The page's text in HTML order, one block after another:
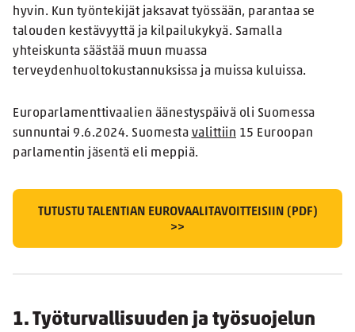
hyvin. Kun työntekijät jaksavat työssään, parantaa se
talouden kestävyyttä ja kilpailukykyä. Samalla
yhteiskunta säästää muun muassa
terveydenhuoltokustannuksissa ja muissa kuluissa.
Europarlamenttivaalien äänestyspäivä oli Suomessa
sunnuntai 9.6.2024. Suomesta valittiin 15 Euroopan
parlamentin jäsentä eli meppiä.
TUTUSTU TALENTIAN EUROVAALITAVOITTEISIIN (PDF)
>>
1. Työturvallisuuden ja työsuojelun